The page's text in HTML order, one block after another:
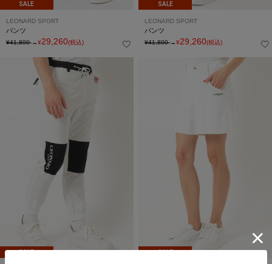
SALE
LEONARD SPORT
パンツ
¥41,800→¥29,260(税込)
SALE
LEONARD SPORT
パンツ
¥41,800→¥29,260(税込)
SALE SALE